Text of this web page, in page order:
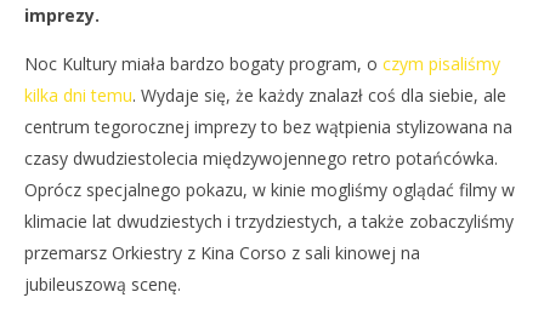
2018
REDAKCJA
imprezy.
Noc Kultury miała bardzo bogaty program, o czym pisaliśmy
kilka dni temu. Wydaje się, że każdy znalazł coś dla siebie, ale
centrum tegorocznej imprezy to bez wątpienia stylizowana na
czasy dwudziestolecia międzywojennego retro potańcówka.
Oprócz specjalnego pokazu, w kinie mogliśmy oglądać filmy w
klimacie lat dwudziestych i trzydziestych, a także zobaczyliśmy
przemarsz Orkiestry z Kina Corso z sali kinowej na
jubileuszową scenę.